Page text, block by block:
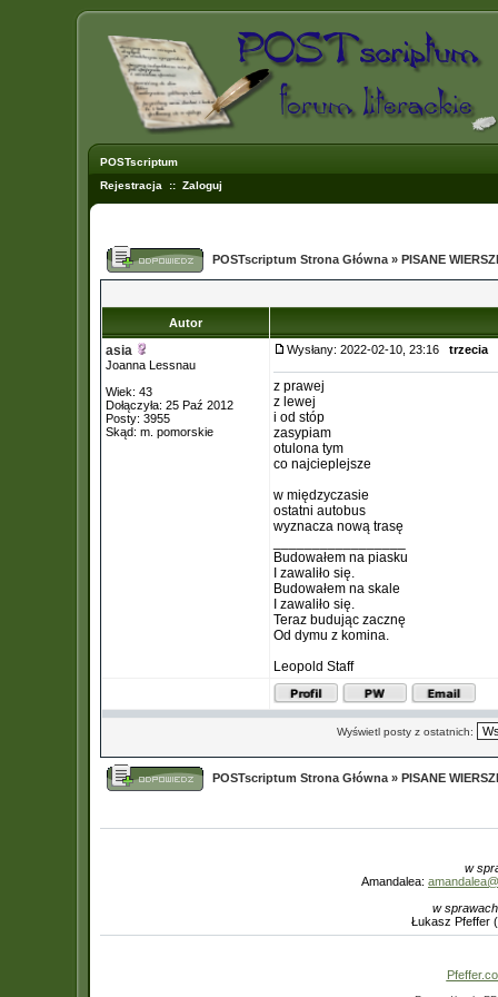
POSTscriptum
Rejestracja :: Zaloguj
POSTscriptum Strona Główna » PISANE
Autor
asia
Joanna Lessnau
Wiek: 43
Dołączyła: 25 Paź 2012
Posty: 3955
Skąd: m. pomorskie
Wysłany: 2022-02-10, 23:16 trzecia
z prawej
z lewej
i od stóp
zasypiam
otulona tym
co najcieplejsze
w międzyczasie
ostatni autobus
wyznacza nową trasę
Budowałem na piasku
I zawaliło się.
Budowałem na skale
I zawaliło się.
Teraz budując zacznę
Od dymu z komina.
Leopold Staff
Wyświetl posty z ostatnich:
POSTscriptum Strona Główna » PISANE
w
Amandalea:
w
Łukasz Pfeffer